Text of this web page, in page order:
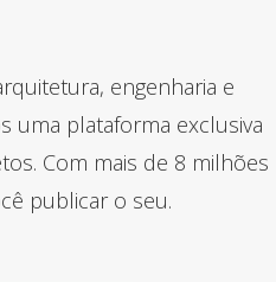
engenharia e
uma plataforma exclusiva
Com mais de 8 milhões
publicar o seu.